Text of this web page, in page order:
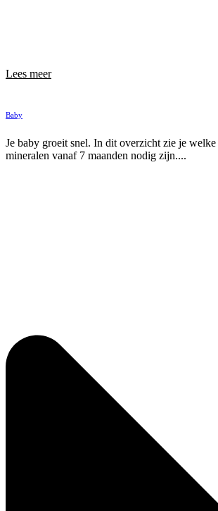
Lees meer
Baby
Je baby groeit snel. In dit overzicht zie je welke
mineralen vanaf 7 maanden nodig zijn....